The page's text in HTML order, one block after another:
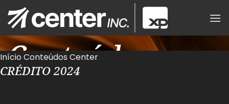
to
content
Conteúdos
Center
Início Conteúdos Center
CRÉDITO 2024